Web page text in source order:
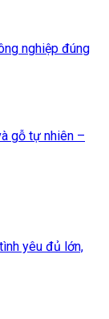
nghiệp đúng
gỗ tự nhiên –
yêu đủ lớn,